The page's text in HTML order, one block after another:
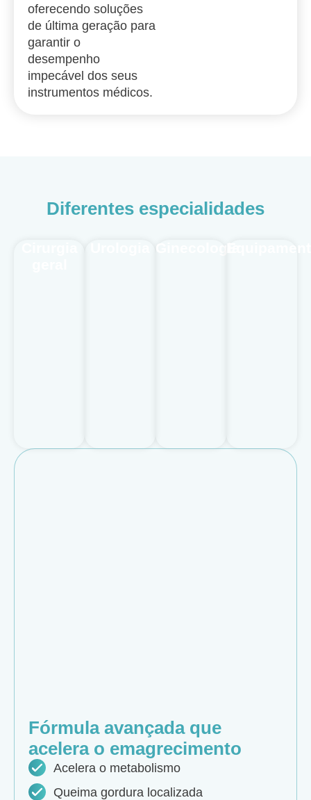
oferecendo soluções
de última geração para
garantir o
desempenho
impecável dos seus
instrumentos médicos.
Diferentes especialidades
Fórmula avançada que
acelera o emagrecimento
Acelera o metabolismo
Queima gordura localizada